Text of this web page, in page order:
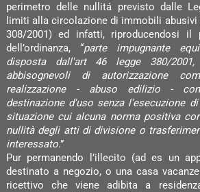
perimetro delle nullitá previsto dalle
limiti alla circolazione di immobili abusivi
308/2001) ed infatti, riproducendosi il
dell’ordinanza, “parte impugnante
disposta dall'art 46 legge 380/
abbisognevoli di autorizzazione
realizzazione - abuso edilizio -
destinazione d'uso senza l'esecuzione
situazione cui alcuna norma positiva
nullità degli atti di divisione o
interessato.”
Pur permanendo l’illecito (ad es un
destinato a negozio, o una casa
ricettivo che viene adibita a